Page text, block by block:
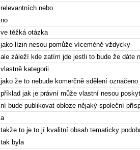
relevantních nebo
no
ve těžká otázka
jako lízin nesou pomůže víceméně vždycky
ale záleží kde zatím jde jestli to bude že dáte
vlastně kategorii
jako že to nebude komerčně sdělení označeno
příklad jak je právní může vlastní nesou
ní bude publikovat obloze nějaký společní
a
takže to je to jí kvalitní obsah tematicky
tak byla